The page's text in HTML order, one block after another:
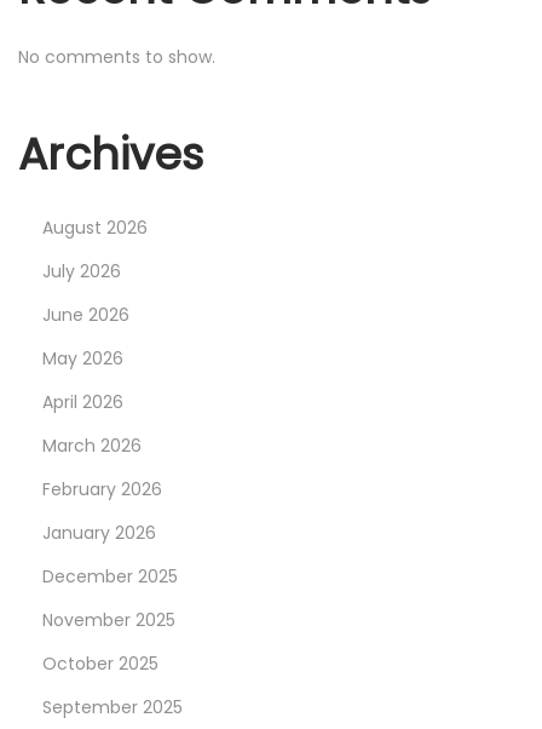
i
n
No comments to show.
Archives
August 2026
July 2026
June 2026
May 2026
April 2026
March 2026
February 2026
January 2026
December 2025
November 2025
October 2025
September 2025